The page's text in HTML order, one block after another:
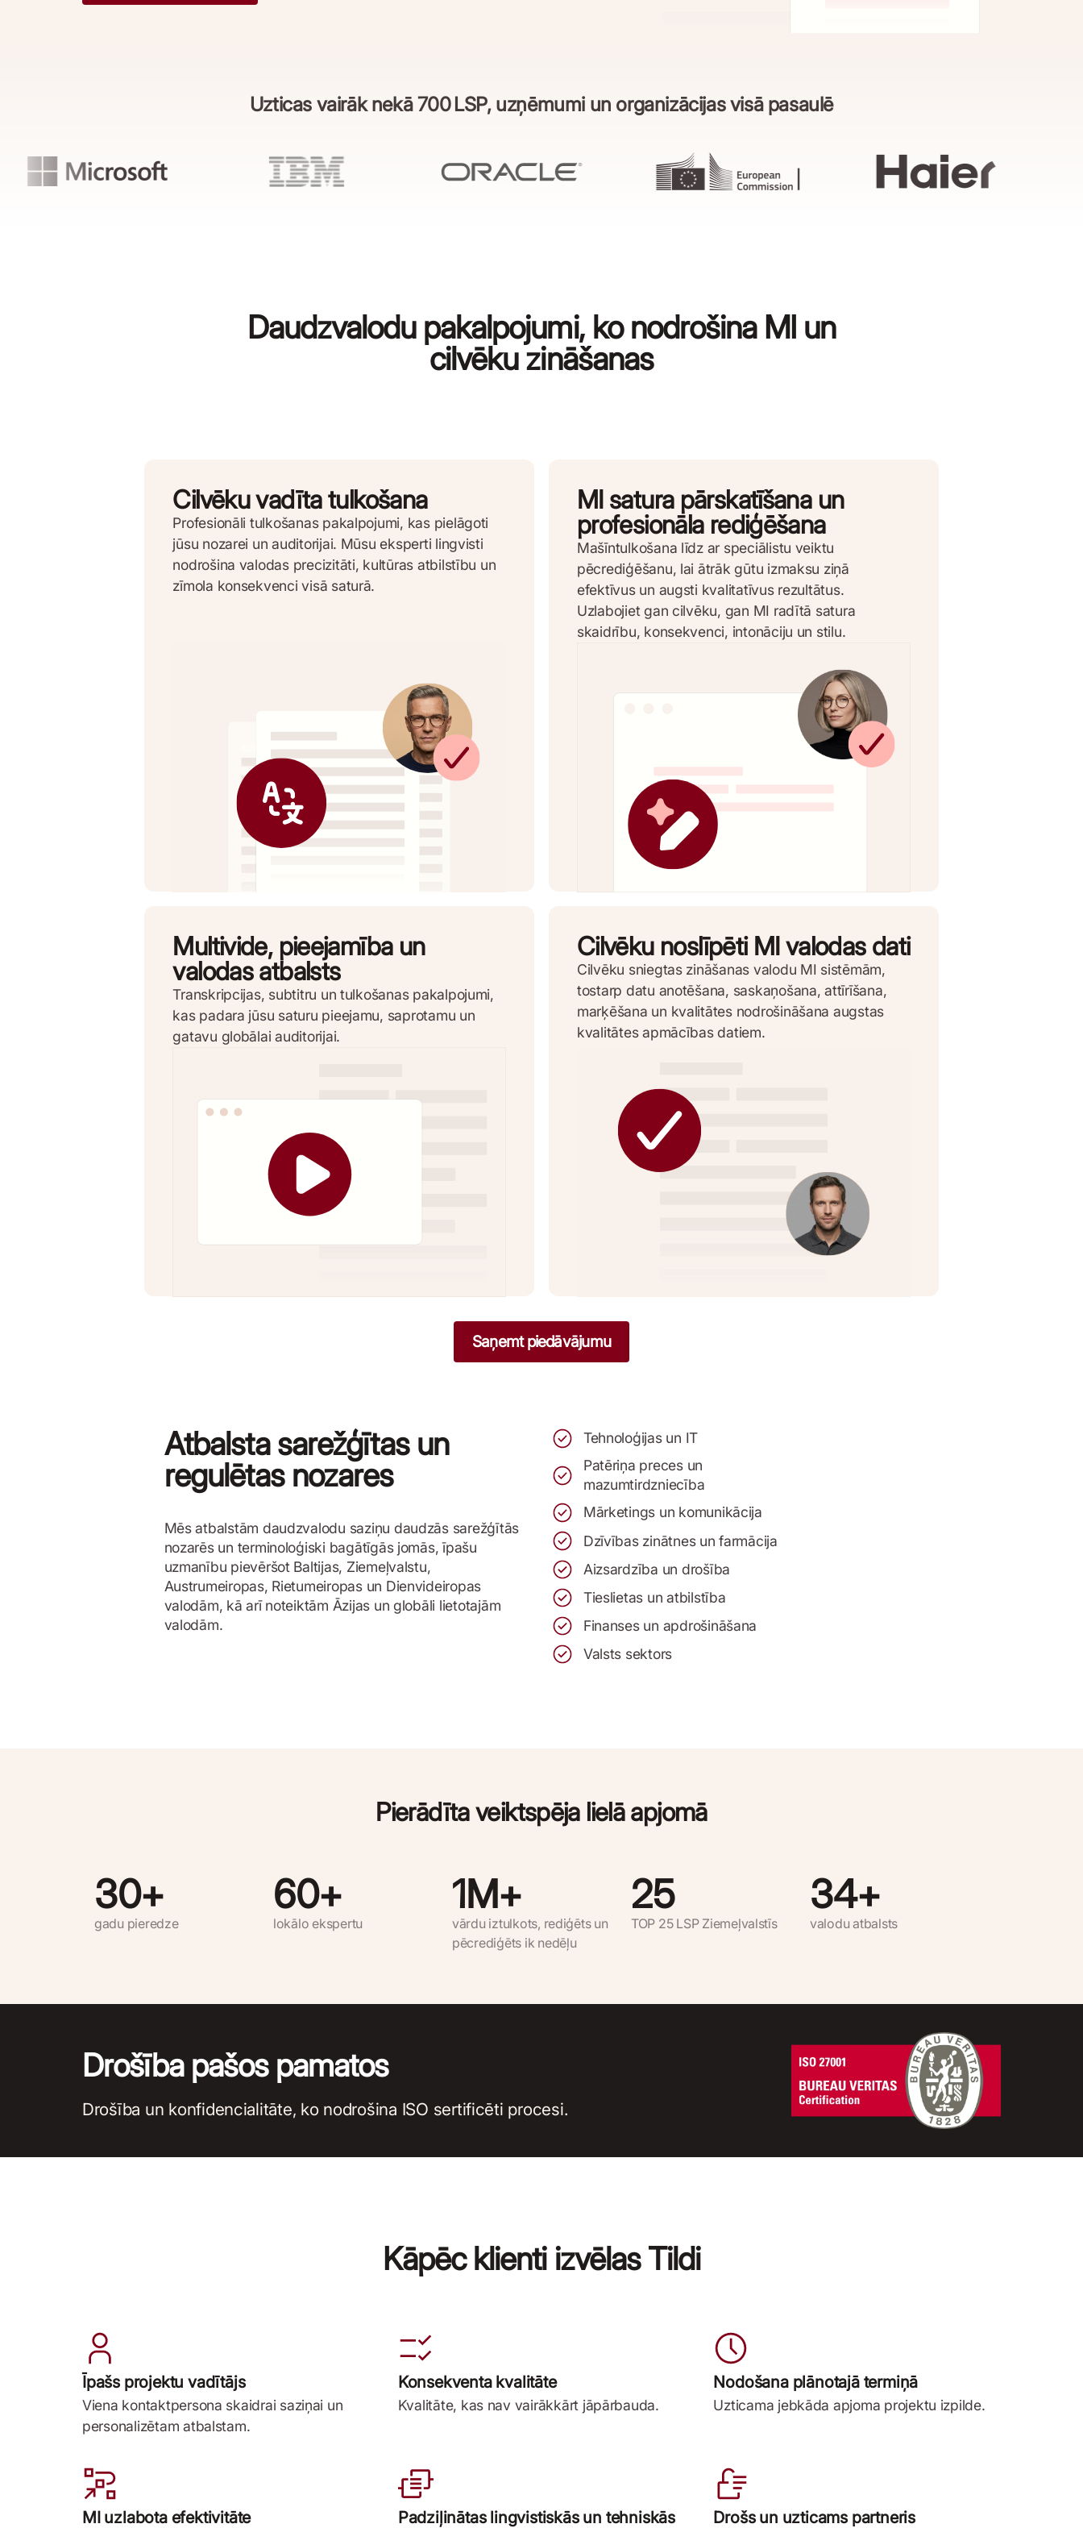
Uzticas vairāk nekā 700 LSP, uzņēmumi un organizācijas visā pasaulē
Daudzvalodu pakalpojumi, ko nodrošina MI un
cilvēku zināšanas
Cilvēku vadīta tulkošana
Profesionāli tulkošanas pakalpojumi, kas pielāgoti
jūsu nozarei un auditorijai. Mūsu eksperti lingvisti
nodrošina valodas precizitāti, kultūras atbilstību un
zīmola konsekvenci visā saturā.
MI satura pārskatīšana un
profesionāla rediģēšana
Mašīntulkošana līdz ar speciālistu veiktu
pēcrediģēšanu, lai ātrāk gūtu izmaksu ziņā
efektīvus un augsti kvalitatīvus rezultātus.
Uzlabojiet gan cilvēku, gan MI radītā satura
skaidrību, konsekvenci, intonāciju un stilu.
Multivide, pieejamība un
valodas atbalsts
Transkripcijas, subtitru un tulkošanas pakalpojumi,
kas padara jūsu saturu pieejamu, saprotamu un
gatavu globālai auditorijai.
Cilvēku noslīpēti MI valodas dati
Cilvēku sniegtas zināšanas valodu MI sistēmām,
tostarp datu anotēšana, saskaņošana, attīrīšana,
marķēšana un kvalitātes nodrošināšana augstas
kvalitātes apmācības datiem.
Saņemt piedāvājumu
Atbalsta sarežģītas un
regulētas nozares
Mēs atbalstām daudzvalodu saziņu daudzās sarežģītās
nozarēs un terminoloģiski bagātīgās jomās, īpašu
uzmanību pievēršot Baltijas, Ziemeļvalstu,
Austrumeiropas, Rietumeiropas un Dienvideiropas
valodām, kā arī noteiktām Āzijas un globāli lietotajām
valodām.
Tehnoloģijas un IT
Patēriņa preces un
mazumtirdzniecība
Mārketings un komunikācija
Dzīvības zinātnes un farmācija
Aizsardzība un drošība
Tieslietas un atbilstība
Finanses un apdrošināšana
Valsts sektors
Pierādīta veiktspēja lielā apjomā
gadu pieredze
30+
lokālo ekspertu
60+
vārdu iztulkots, rediģēts un
pēcrediģēts ik nedēļu
1M+
TOP 25 LSP Ziemeļvalstīs
25
valodu atbalsts
34+
Drošība pašos pamatos
Drošība un konfidencialitāte, ko nodrošina ISO sertificēti procesi.
Kāpēc klienti izvēlas Tildi
Īpašs projektu vadītājs
Viena kontaktpersona skaidrai saziņai un
personalizētam atbalstam.
Konsekventa kvalitāte
Kvalitāte, kas nav vairākkārt jāpārbauda.
Nodošana plānotajā termiņā
Uzticama jebkāda apjoma projektu izpilde.
MI uzlabota efektivitāte
Padziļinātas lingvistiskās un tehniskās
Drošs un uzticams partneris